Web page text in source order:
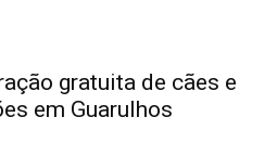
gratuita de cães e
em Guarulhos